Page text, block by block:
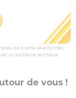
de qualité sélectionnés.
un problème technique,
de vous !